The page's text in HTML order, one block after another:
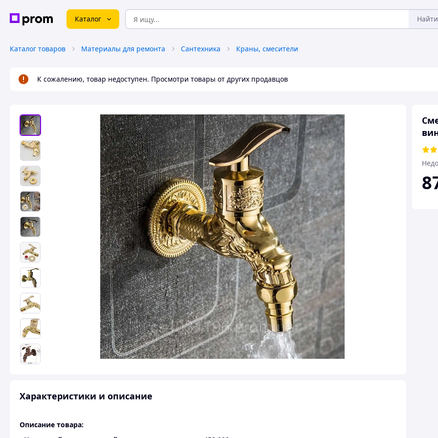
Каталог Найти
Каталог товаров Материалы для ремонта Сантехника Краны, смесители
К сожалению, товар недоступен. Просмотри товары от других продавцов
Характеристики и описание
Описание товара: